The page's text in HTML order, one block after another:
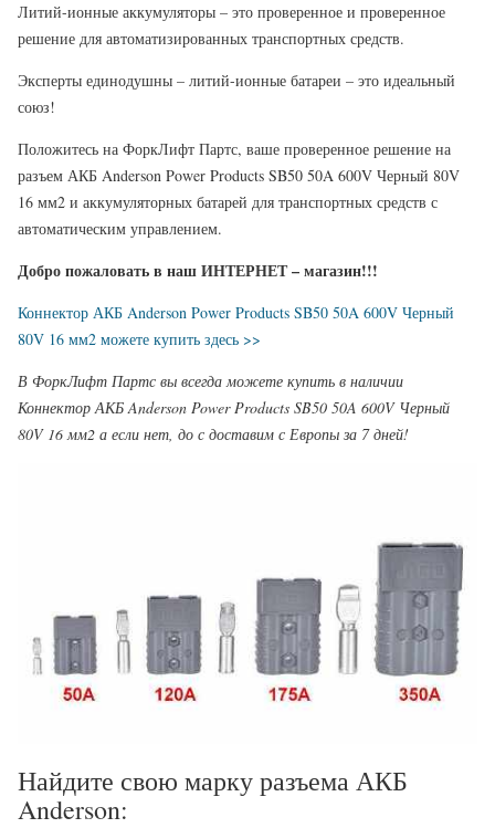
Литий-ионные аккумуляторы – это проверенное и проверенное
решение для автоматизированных транспортных средств.
Эксперты единодушны – литий-ионные батареи – это идеальный
союз!
Положитесь на ФоркЛифт Партс, ваше проверенное решение на
разъем АКБ Anderson Power Products SB50 50A 600V Черный 80V
16 мм2 и аккумуляторных батарей для транспортных средств с
автоматическим управлением.
Добро пожаловать в наш ИНТЕРНЕТ – магазин!!!
Коннектор АКБ Anderson Power Products SB50 50A 600V Черный
80V 16 мм2 можете купить здесь >>
В ФоркЛифт Партс вы всегда можете купить в наличии
Коннектор АКБ Anderson Power Products SB50 50A 600V Черный
80V 16 мм2 а если нет, до с доставим с Европы за 7 дней!
Найдите свою марку разъема АКБ
Anderson: